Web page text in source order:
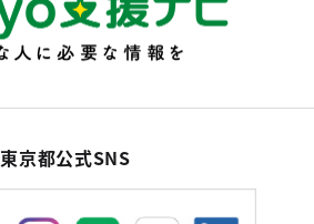
東京都公式SNS